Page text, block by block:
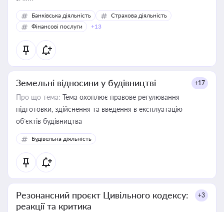
Банківська діяльність
Страхова діяльність
Фінансові послуги
+13
Земельні відносини у будівництві +17
Про що тема: Тема охоплює правове регулювання
підготовки, здійснення та введення в експлуатацію
об’єктів будівництва
Будівельна діяльність
Резонансний проєкт Цивільного кодексу:
реакції та критика
+3